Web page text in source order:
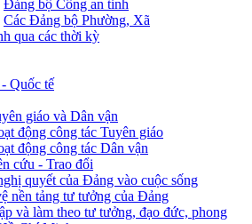
Đảng bộ Công an tỉnh
Các Đảng bộ Phường, Xã
qua các thời kỳ
Quốc tế
giáo và Dân vận
động công tác Tuyên giáo
động công tác Dân vận
cứu - Trao đổi
quyết của Đảng vào cuộc sống
nền tảng tư tưởng của Đảng
và làm theo tư tưởng, đạo đức, phong